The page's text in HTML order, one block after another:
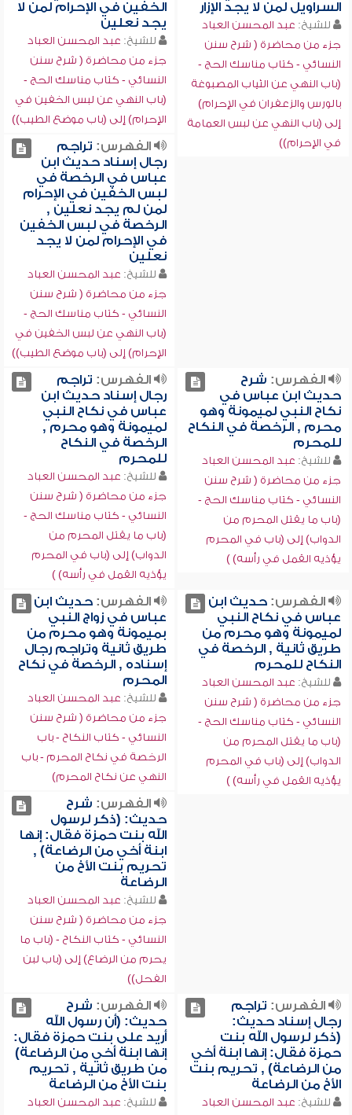
السراويل لمن لا يجد الإزار
للشيخ: عبد المحسن العباد
جزء من محاضرة ( شرح سنن
النسائي - كتاب مناسك الحج -
(باب النهي عن الثياب المصبوغة
بالورس والزعفران في الإحرام)
إلى (باب النهي عن لبس العمامة
في الإحرام))
الخفين في الإحرام لمن لا
يجد نعلين
للشيخ: عبد المحسن العباد
جزء من محاضرة ( شرح سنن
النسائي - كتاب مناسك الحج -
(باب النهي عن لبس الخفين في
الإحرام) إلى (باب موضع الطيب))
الفهرس: تراجم
رجال إسناد حديث ابن
عباس في الرخصة في
لبس الخفين في الإحرام
لمن لم يجد نعلين ,
الرخصة في لبس الخفين
في الإحرام لمن لا يجد
نعلين
للشيخ: عبد المحسن العباد
جزء من محاضرة ( شرح سنن
النسائي - كتاب مناسك الحج -
(باب النهي عن لبس الخفين في
الإحرام) إلى (باب موضع الطيب))
الفهرس: شرح
حديث ابن عباس في
نكاح النبي لميمونة وهو
محرم , الرخصة في النكاح
للمحرم
للشيخ: عبد المحسن العباد
جزء من محاضرة ( شرح سنن
النسائي - كتاب مناسك الحج -
(باب ما يقتل المحرم من
الدواب) إلى (باب في المحرم
يؤذيه القمل في رأسه) )
الفهرس: تراجم
رجال إسناد حديث ابن
عباس في نكاح النبي
لميمونة وهو محرم ,
الرخصة في النكاح
للمحرم
للشيخ: عبد المحسن العباد
جزء من محاضرة ( شرح سنن
النسائي - كتاب مناسك الحج -
(باب ما يقتل المحرم من
الدواب) إلى (باب في المحرم
يؤذيه القمل في رأسه) )
الفهرس:حديث ابن
عباس في نكاح النبي
لميمونة وهو محرم من
طريق ثانية , الرخصة في
النكاح للمحرم
للشيخ: عبد المحسن العباد
جزء من محاضرة ( شرح سنن
النسائي - كتاب مناسك الحج -
(باب ما يقتل المحرم من
الدواب) إلى (باب في المحرم
يؤذيه القمل في رأسه) )
الفهرس:حديث ابن
عباس في زواج النبي
بميمونة وهو محرم من
طريق ثانية وتراجم رجال
إسناده , الرخصة في نكاح
المحرم
للشيخ: عبد المحسن العباد
جزء من محاضرة ( شرح سنن
النسائي - كتاب النكاح - باب
الرخصة في نكاح المحرم - باب
النهي عن نكاح المحرم)
الفهرس: شرح
حديث: (ذكر لرسول
الله بنت حمزة فقال: إنها
ابنة أخي من الرضاعة) ,
تحريم بنت الأخ من
الرضاعة
للشيخ: عبد المحسن العباد
جزء من محاضرة ( شرح سنن
النسائي - كتاب النكاح - (باب ما
يحرم من الرضاع) إلى (باب لبن
الفحل))
الفهرس: تراجم
رجال إسناد حديث:
(ذكر لرسول الله بنت
حمزة فقال: إنها ابنة أخي
من الرضاعة) , تحريم بنت
الأخ من الرضاعة
للشيخ: عبد المحسن العباد
الفهرس: شرح
حديث: (أن رسول الله
أريد على بنت حمزة فقال:
إنها ابنة أخي من الرضاعة)
من طريق ثانية , تحريم
بنت الأخ من الرضاعة
للشيخ: عبد المحسن العباد